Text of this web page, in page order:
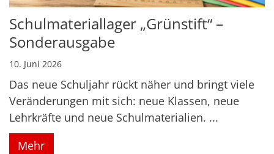
Schulmateriallager „Grünstift“ –
Sonderausgabe
10. Juni 2026
Das neue Schuljahr rückt näher und bringt viele
Veränderungen mit sich: neue Klassen, neue
Lehrkräfte und neue Schulmaterialien. ...
Mehr